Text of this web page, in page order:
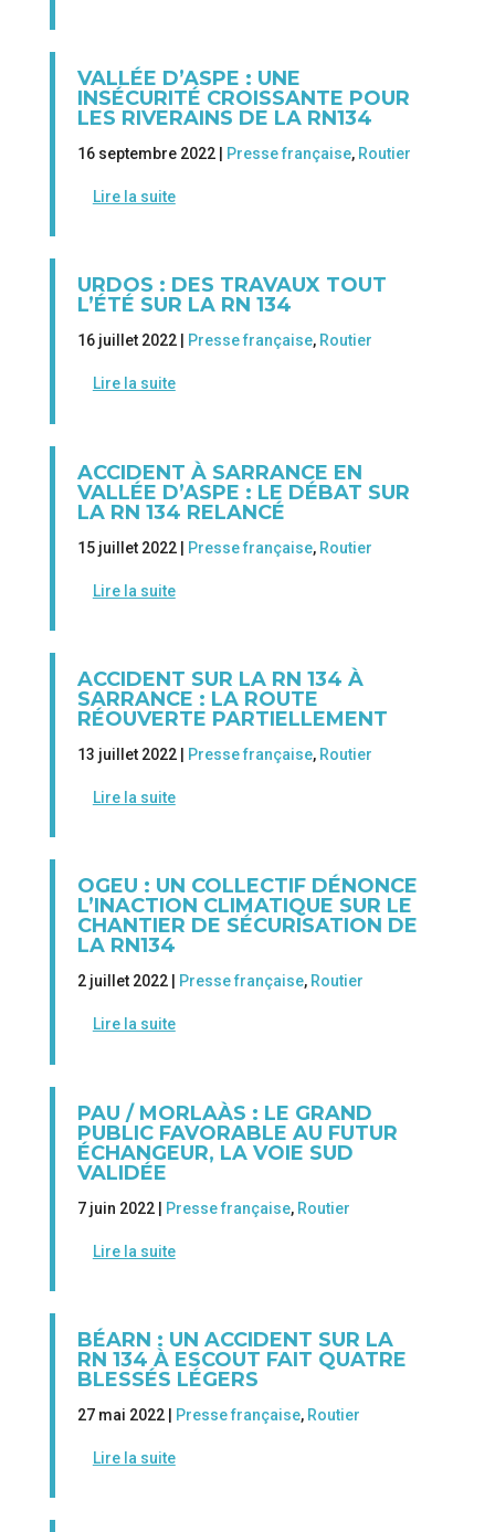
VALLÉE D’ASPE : UNE
INSÉCURITÉ CROISSANTE POUR
LES RIVERAINS DE LA RN134
16 septembre 2022 | Presse française, Routier
Lire la suite
URDOS : DES TRAVAUX TOUT
L’ÉTÉ SUR LA RN 134
16 juillet 2022 | Presse française, Routier
Lire la suite
ACCIDENT À SARRANCE EN
VALLÉE D’ASPE : LE DÉBAT SUR
LA RN 134 RELANCÉ
15 juillet 2022 | Presse française, Routier
Lire la suite
ACCIDENT SUR LA RN 134 À
SARRANCE : LA ROUTE
RÉOUVERTE PARTIELLEMENT
13 juillet 2022 | Presse française, Routier
Lire la suite
OGEU : UN COLLECTIF DÉNONCE
L’INACTION CLIMATIQUE SUR LE
CHANTIER DE SÉCURISATION DE
LA RN134
2 juillet 2022 | Presse française, Routier
Lire la suite
PAU / MORLAÀS : LE GRAND
PUBLIC FAVORABLE AU FUTUR
ÉCHANGEUR, LA VOIE SUD
VALIDÉE
7 juin 2022 | Presse française, Routier
Lire la suite
BÉARN : UN ACCIDENT SUR LA
RN 134 À ESCOUT FAIT QUATRE
BLESSÉS LÉGERS
27 mai 2022 | Presse française, Routier
Lire la suite